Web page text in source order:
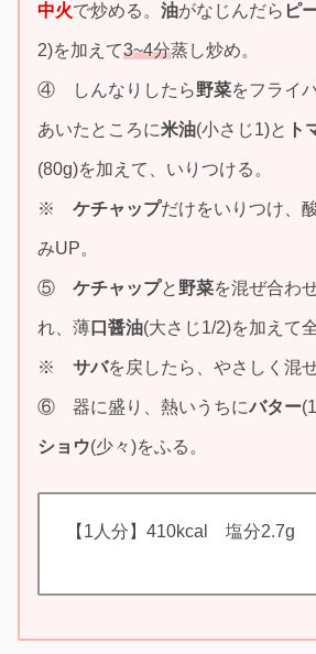
中火で炒める。 油がなじんだら ピ
2)を加えて3~4分蒸し炒め。
④ しんなりしたら野菜をフライ
あいたところに米油(小さじ1)と ト
(80g)を加えて、いりつける。
※ ケチャップだけをいりつけ、
みUP。
⑤ ケチャップと野菜を混ぜ合わ
れ、薄 口醤油(大さじ1/2)を加えて
※ サバを戻したら、やさしく混ぜ
⑥ 器に盛り、熱いうちにバター
ショウ(少々)をふる。
【1人分】410kcal 塩分2.7g